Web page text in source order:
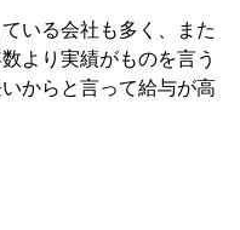
いる会社も多く、また
より実績がものを言う
からと言って給与が高